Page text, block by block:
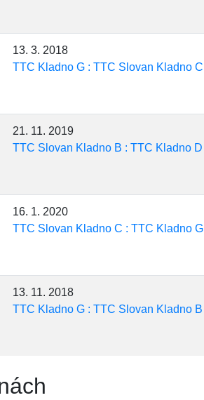
13. 3. 2018
TTC Kladno G : TTC Slovan Kladno C
21. 11. 2019
TTC Slovan Kladno B : TTC Kladno D
16. 1. 2020
TTC Slovan Kladno C : TTC Kladno G
13. 11. 2018
TTC Kladno G : TTC Slovan Kladno B